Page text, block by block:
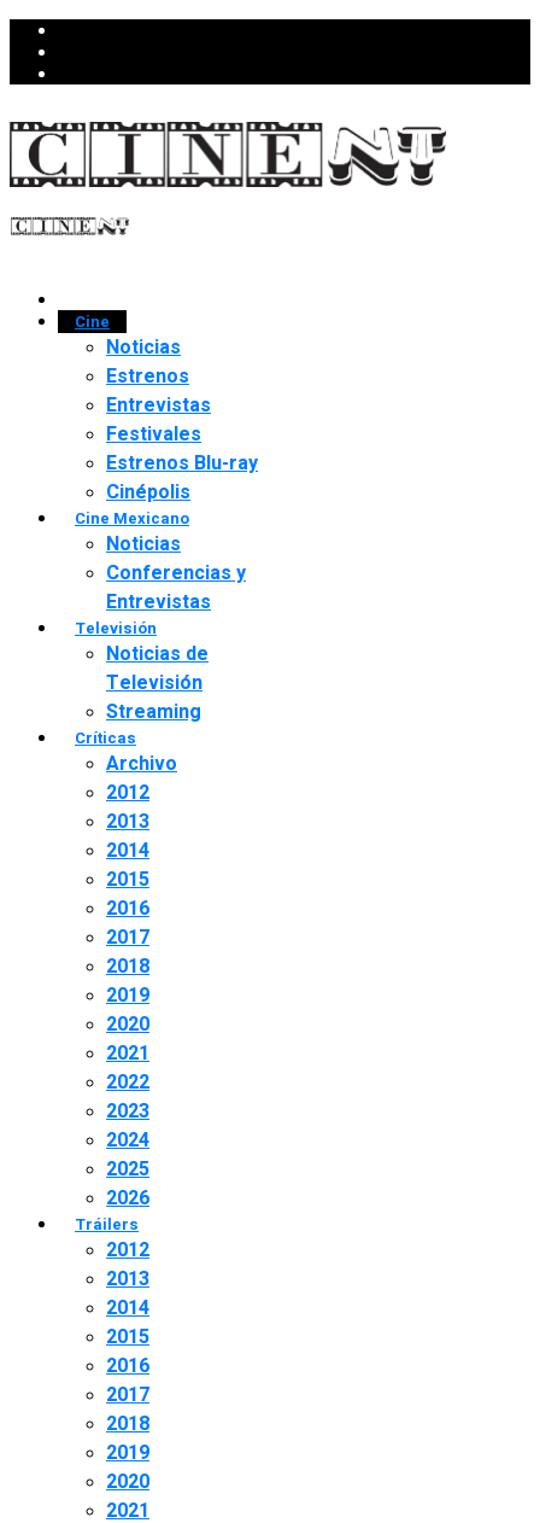
Cine
Noticias
Estrenos
Entrevistas
Festivales
Estrenos Blu-ray
Cinépolis
Cine Mexicano
Noticias
Conferencias y
Entrevistas
Televisión
Noticias de
Televisión
Streaming
Críticas
Archivo
2012
2013
2014
2015
2016
2017
2018
2019
2020
2021
2022
2023
2024
2025
2026
Tráilers
2012
2013
2014
2015
2016
2017
2018
2019
2020
2021